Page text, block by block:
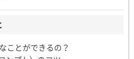
ことができるの？